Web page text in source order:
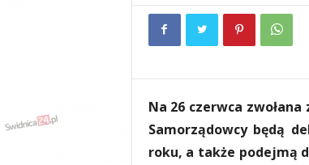
n
i
Na 26 czerwca
Samorządowcy będą
roku, a także podejmą